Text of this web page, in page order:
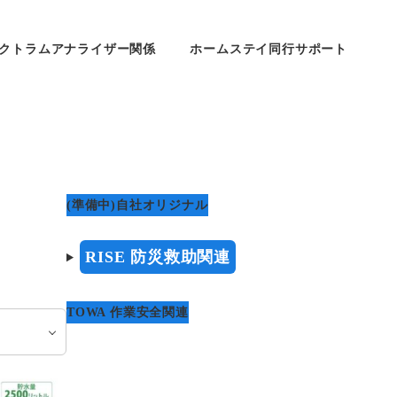
トラムアナライザー関係 ホームステイ同行サポート
(準備中)自社オリジナル
RISE 防災救助関連
TOWA 作業安全関連